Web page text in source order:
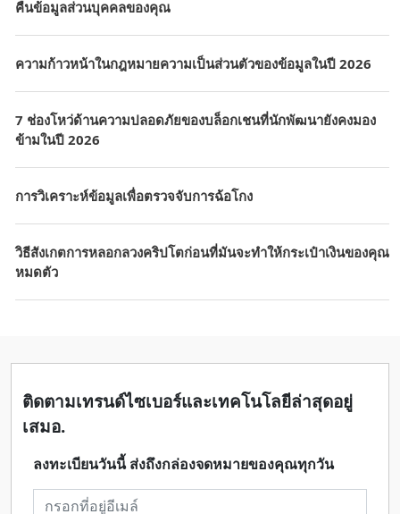
คืนข้อมูลส่วนบุคคลของคุณ
ความก้าวหน้าในกฎหมายความเป็นส่วนตัวของข้อมูลในปี 2026
7 ช่องโหว่ด้านความปลอดภัยของบล็อกเชนที่นักพัฒนายังคงมอง
ข้ามในปี 2026
การวิเคราะห์ข้อมูลเพื่อตรวจจับการฉ้อโกง
วิธีสังเกตการหลอกลวงคริปโตก่อนที่มันจะทำให้กระเป๋าเงินของคุณ
หมดตัว
ติดตามเทรนด์ไซเบอร์และเทคโนโลยีล่าสุดอยู่
เสมอ.
ลงทะเบียนวันนี้ ส่งถึงกล่องจดหมายของคุณทุกวัน
ที่อยู่อีเมล